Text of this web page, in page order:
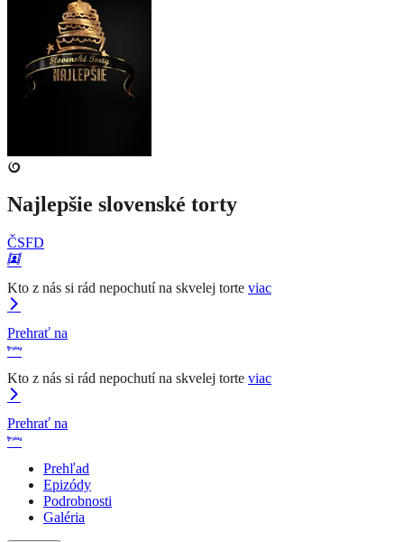
Najlepšie slovenské torty
ČSFD
Kto z nás si rád nepochutí na skvelej torte viac
Prehrať na
Kto z nás si rád nepochutí na skvelej torte viac
Prehrať na
Prehľad
Epizódy
Podrobnosti
Galéria